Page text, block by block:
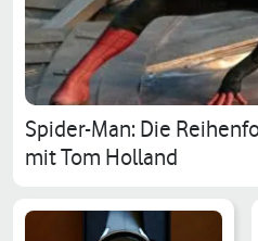
Spider-Man: Die
mit Tom Holland